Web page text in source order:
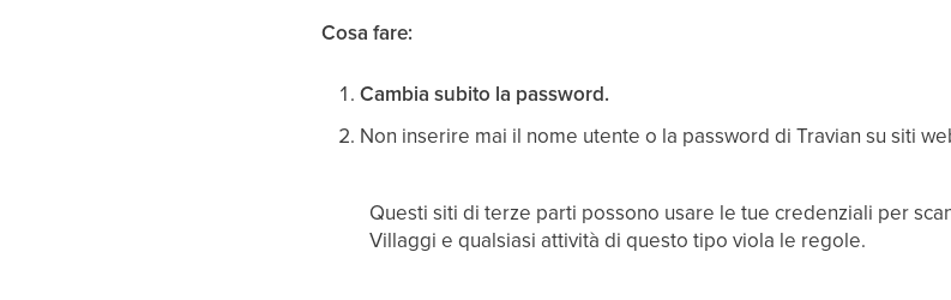
Cosa fare:
Cambia subito la password.
Non inserire mai il nome utente o la password di Travian su siti
Questi siti di terze parti possono usare le tue credenziali per
Villaggi e qualsiasi attività di questo tipo viola le regole.